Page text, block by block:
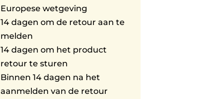
Europese wetgeving
14 dagen om de retour aan te
melden
14 dagen om het product
retour te sturen
Binnen 14 dagen na het
aanmelden van de retour